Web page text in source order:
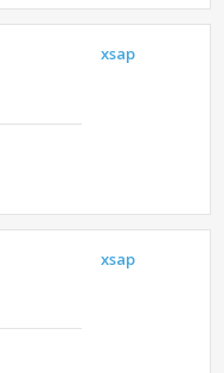
xsap
xsap